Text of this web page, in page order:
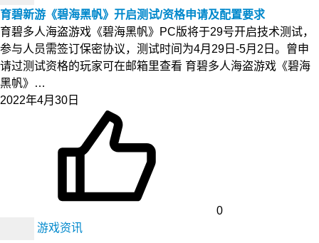
育碧新游《碧海黑帆》开启测试/资格申请及配置要求
育碧多人海盗游戏《碧海黑帆》PC版将于29号开启技术测试，
参与人员需签订保密协议，测试时间为4月29日-5月2日。曾申
请过测试资格的玩家可在邮箱里查看 育碧多人海盗游戏《碧海
黑帆》…
2022年4月30日
0
游戏资讯